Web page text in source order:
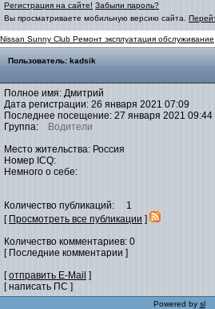
Регистрация на сайте! Забыли пароль?
Вы просматриваете мобильную версию сайта.
Nissan Sunny Club Ремонт эксплуатация обслуживание
Пользователь: kadsik
Полное имя: Дмитрий
Дата регистрации: 26 января 2021 07:09
Последнее посещение: 27 января 2021 09:44
Группа:
Водители
Место жительства: Россия
Номер ICQ:
Немного о себе:
Количество публикаций: 1
[ Просмотреть все публикации ]
Количество комментариев: 0
[ Последние комментарии ]
[отправить E-Mail ]
[ написать ПС ]
Powered by sl